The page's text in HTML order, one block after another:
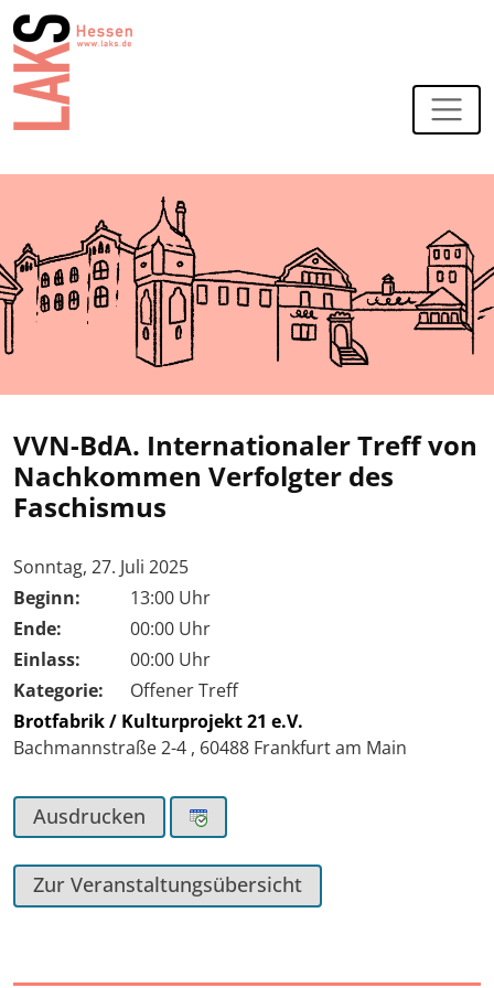
VVN-BdA. Internationaler Treff von
Nachkommen Verfolgter des
Faschismus
Tag der Veranstaltung:
Sonntag, 27. Juli 2025
Beginn:
13:00 Uhr
Ende:
00:00 Uhr
Einlass:
00:00 Uhr
Kategorie:
Offener Treff
Brotfabrik / Kulturprojekt 21 e.V.
Bachmannstraße 2-4 , 60488 Frankfurt am Main
Ausdrucken
Zur Veranstaltungsübersicht